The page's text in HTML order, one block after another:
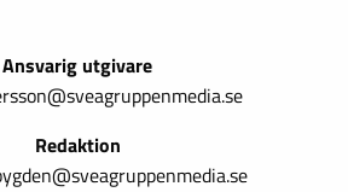
Ansvarig utgivare
Redaktion